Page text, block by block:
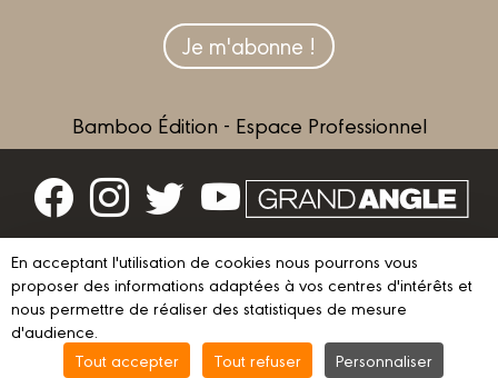
Je m'abonne !
Bamboo Édition - Espace Professionnel
Contactez-nous
Devenir partenaire
© 2023 GRAND ANGLE Mentions légales Conditions d’utilisation
En acceptant l'utilisation de cookies nous pourrons vous
proposer des informations adaptées à vos centres d'intérêts et
nous permettre de réaliser des statistiques de mesure
d'audience.
Tout accepter
Tout refuser Personnaliser